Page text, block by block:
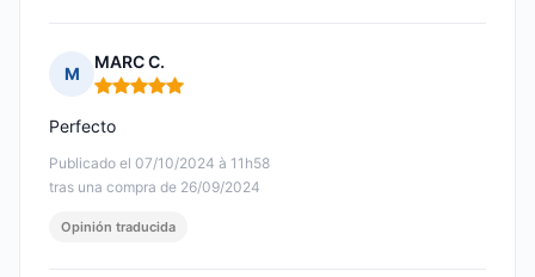
M
MARC C.
Nota: 5 de 5
Publicado el 07/10/2024 à 11h58
tras una compra de 26/09/2024
Perfecto
Opinión traducida